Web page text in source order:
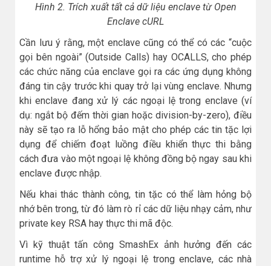
Hình 2. Trích xuất tất cả dữ liệu enclave từ Open
Enclave cURL
Cần lưu ý rằng, một enclave cũng có thể có các “cuộc
gọi bên ngoài” (Outside Calls) hay OCALLS, cho phép
các chức năng của enclave gọi ra các ứng dụng không
đáng tin cậy trước khi quay trở lại vùng enclave. Nhưng
khi enclave đang xử lý các ngoại lệ trong enclave (ví
dụ: ngắt bộ đếm thời gian hoặc division-by-zero), điều
này sẽ tạo ra lỗ hổng bảo mật cho phép các tin tặc lợi
dụng để chiếm đoạt luồng điều khiển thực thi bằng
cách đưa vào một ngoại lệ không đồng bộ ngay sau khi
enclave được nhập.
Nếu khai thác thành công, tin tặc có thể làm hỏng bộ
nhớ bên trong, từ đó làm rò rỉ các dữ liệu nhạy cảm, như
private key RSA hay thực thi mã độc.
Vì kỹ thuật tấn công SmashEx ảnh hưởng đến các
runtime hỗ trợ xử lý ngoại lệ trong enclave, các nhà